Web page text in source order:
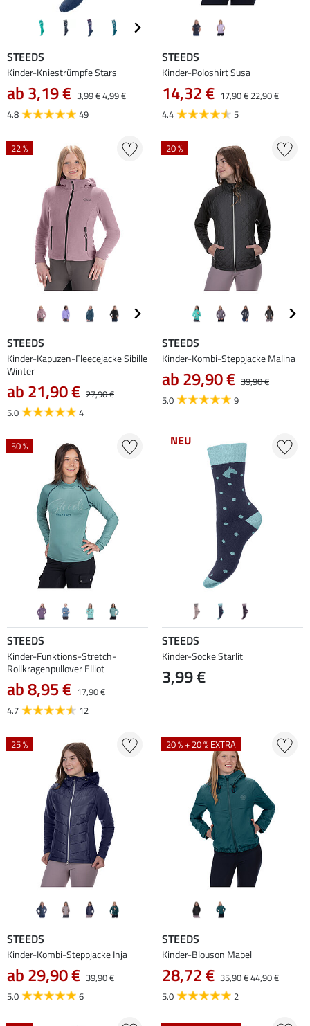
STEEDS
Kinder-Kniestrümpfe Stars
ab 3,19 € 3,99 €4,99 €
4.8
49
STEEDS
Kinder-Poloshirt Susa
14,32 € 17,90 €22,90 €
4.4
5
22 %
STEEDS
Kinder-Kapuzen-Fleecejacke Sibille
Winter
ab 21,90 € 27,90 €
5.0
4
20 %
STEEDS
Kinder-Kombi-Steppjacke Malina
ab 29,90 € 39,90 €
5.0
9
50 %
STEEDS
Kinder-Funktions-Stretch-
Rollkragenpullover Elliot
ab 8,95 € 17,90 €
4.7
12
NEU
STEEDS
Kinder-Socke Starlit
3,99 €
25 %
STEEDS
Kinder-Kombi-Steppjacke Inja
ab 29,90 € 39,90 €
5.0
6
20 % + 20 % EXTRA
STEEDS
Kinder-Blouson Mabel
28,72 € 35,90 €44,90 €
5.0
2